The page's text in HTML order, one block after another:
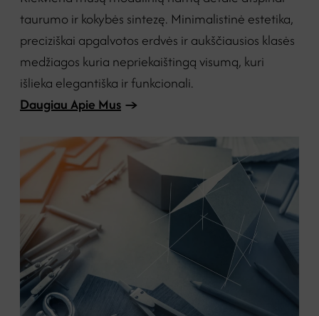
taurumo ir kokybės sintezę. Minimalistinė estetika,
preciziškai apgalvotos erdvės ir aukščiausios klasės
medžiagos kuria nepriekaištingą visumą, kuri
išlieka elegantiška ir funkcionali.
Daugiau Apie Mus →